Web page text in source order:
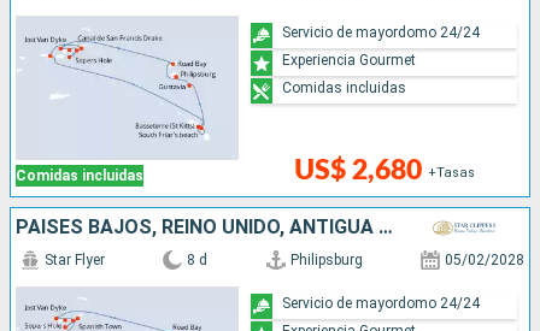
Comidas incluidas US$ 2,680 +Tasas
Servicio de mayordomo 24/24
Experiencia Gourmet
Comidas incluidas
PAISES BAJOS, REINO UNIDO, ANTIGUA Y BARBUDA
Star Flyer 8 d Philipsburg 05/02/2028
Servicio de mayordomo 24/24